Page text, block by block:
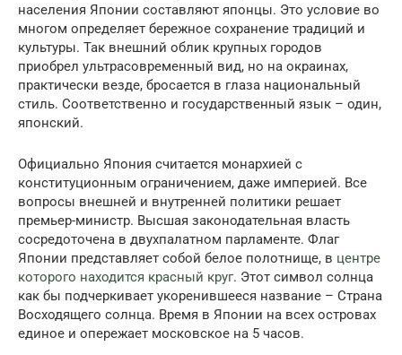
населения Японии составляют японцы. Это условие во
многом определяет бережное сохранение традиций и
культуры. Так внешний облик крупных городов
приобрел ультрасовременный вид, но на окраинах,
практически везде, бросается в глаза национальный
стиль. Соответственно и государственный язык – один,
японский.
Официально Япония считается монархией с
конституционным ограничением, даже империей. Все
вопросы внешней и внутренней политики решает
премьер-министр. Высшая законодательная власть
сосредоточена в двухпалатном парламенте. Флаг
Японии представляет собой белое полотнище, в центре
которого находится красный круг. Этот символ солнца
как бы подчеркивает укоренившееся название – Страна
Восходящего солнца. Время в Японии на всех островах
единое и опережает московское на 5 часов.